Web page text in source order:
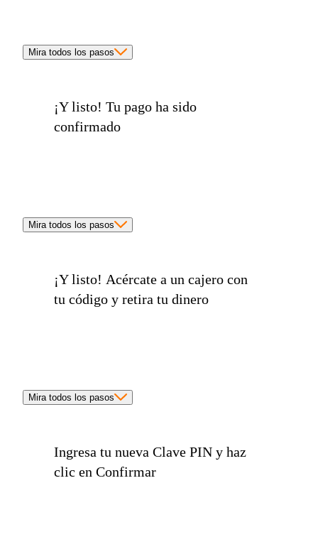
Mira todos los pasos
¡Y listo! Tu pago ha sido
confirmado
Mira todos los pasos
¡Y listo! Acércate a un cajero con
tu código y retira tu dinero
Mira todos los pasos
Ingresa tu nueva Clave PIN y haz
clic en Confirmar